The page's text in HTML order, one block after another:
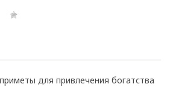
для привлечения богатства